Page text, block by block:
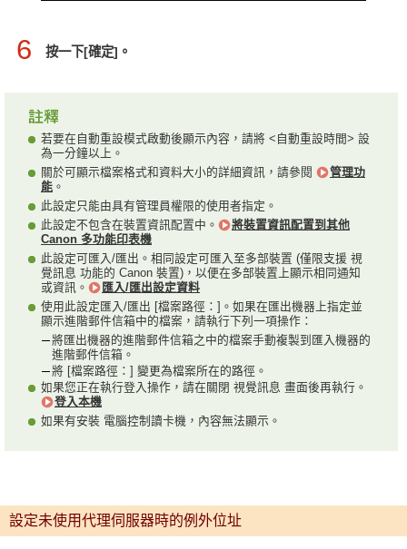
6 按一下[確定]。
若要在自動重設模式啟動後顯示內容，請將 <自動重設時間> 設
為一分鐘以上。
關於可顯示檔案格式和資料大小的詳細資訊，請參閱
管理功
能 。
此設定只能由具有管理員權限的使用者指定。
此設定不包含在裝置資訊配置中。
將裝置資訊配置到其他
Canon 多功能印表機
此設定可匯入/匯出。相同設定可匯入至多部裝置 (僅限支援 視
覺訊息 功能的 Canon 裝置)，以便在多部裝置上顯示相同通知
或資訊。
匯入/匯出設定資料
使用此設定匯入/匯出 [檔案路徑：]。如果在匯出機器上指定並
顯示進階郵件信箱中的檔案，請執行下列一項操作：
將匯出機器的進階郵件信箱之中的檔案手動複製到匯入機器的
進階郵件信箱。
將 [檔案路徑：] 變更為檔案所在的路徑。
如果您正在執行登入操作，請在關閉 視覺訊息 畫面後再執行。
登入本機
如果有安裝 電腦控制讀卡機，內容無法顯示。
設定未使用代理伺服器時的例外位址